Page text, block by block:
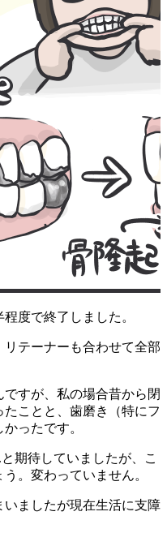
度で終了しました。
テーナーも合わせて全部
すが、私の場合昔から閉
ことと、歯磨き（特にフ
ったです。
期待していましたが、こ
。変わっていません。
ましたが現在生活に支障